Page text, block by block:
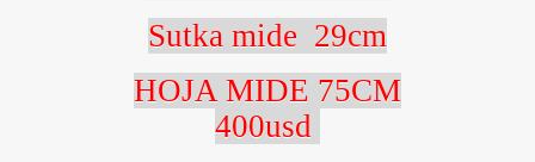
Sutka mide 29cm
HOJA MIDE 75CM
400usd